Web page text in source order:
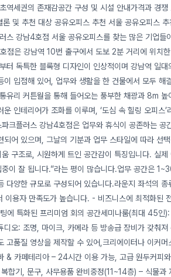
역세권의 존재감공간 구성 및 시설 안내가격과 경
론 및 추천 대상 공유오피스 추천 서울 공유오피스
스 강남4호점 서울 공유오피스를 찾는 많은 기업들
점은 강남역 10번 출구에서 도보 2분 거리에 위
터 독특한 블록형 디자인이 인상적이며 강남역 일
이 입점해 있어, 업무와 생활을 한 건물에서 모두 해
유리 커튼월을 통해 들어오는 풍부한 채광과 8m
운 인테리어가 조화를 이루며, ‘도심 속 힐링 오피스
크플러스 강남4호점은 업무와 휴식이 공존하는 공
되어 있으며, 그날의 기분과 업무 스타일에 따라 선
구조로, 시원하게 트인 공간감이 특징입니다. 실
이 잘 됩니다.”라는 평이 많습니다.업무 공간은
다양한 규모로 구성되어 있습니다.라운지 좌석의
이용자 만족도가 높습니다. - 비즈니스에 최적화된
에 특화된 프리미엄 회의 공간세미나룸(최대 45인
디오: 조명, 마이크, 카메라 등 방송급 장비가 갖춰
고품질 영상을 제작할 수 있어,크리에이터나 이커
& 카페테리아 – 24시간 이용 가능, 고급 원두커피
합기, 문구, 사무용품 완비중정(11~14층) – 식물과